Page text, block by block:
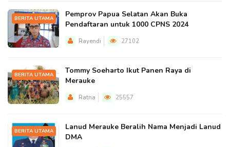
BERITA UTAMA
Pemprov Papua Selatan Akan Buka
Pendaftaran untuk 1000 CPNS 2024
Rayendi 27102
BERITA UTAMA
Tommy Soeharto Ikut Panen Raya di
Merauke
Ratna 25557
BERITA UTAMA
Lanud Merauke Beralih Nama Menjadi Lanud
DMA